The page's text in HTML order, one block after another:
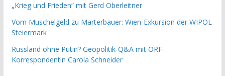
„Krieg und Frieden“ mit Gerd Oberleitner
Vom Muschelgeld zu Marterbauer: Wien-Exkursion der WIPOL
Steiermark
Russland ohne Putin? Geopolitik-Q&A mit ORF-
Korrespondentin Carola Schneider